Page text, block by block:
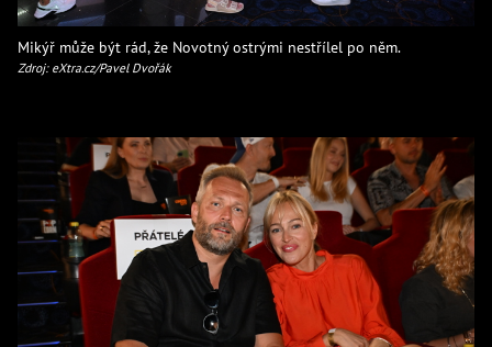
Mikýř může být rád, že Novotný ostrými nestřílel po něm.
Zdroj: eXtra.cz/Pavel Dvořák